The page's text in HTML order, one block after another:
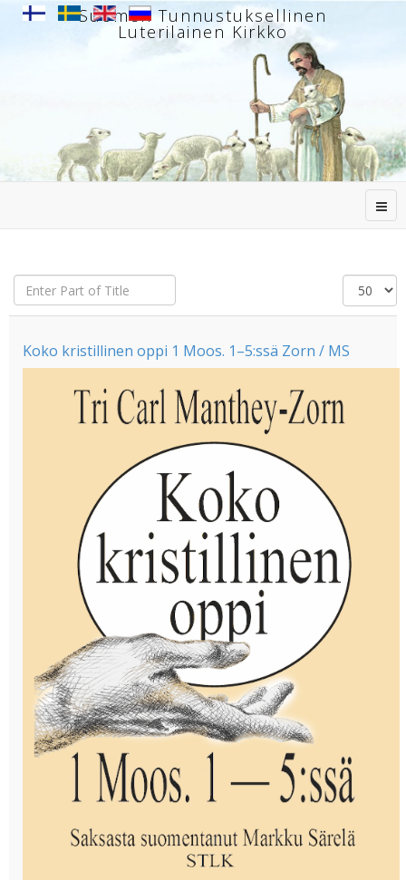
Suomen Tunnustuksellinen
Luterilainen Kirkko
Enter
Part
of
Näytä
#
Koko kristillinen oppi 1 Moos. 1–5:ssä Zorn / MS